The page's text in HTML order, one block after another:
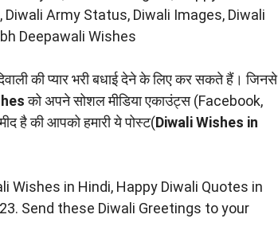
Army Status, Diwali Images, Diwali
Deepawali Wishes
की प्यार भरी बधाई देने के लिए कर सकते हैं। जिनसे
को अपने सोशल मीडिया एकाउंट्स (Facebook,
है की आपको हमारी ये पोस्ट(Diwali Wishes in
Wishes in Hindi, Happy Diwali Quotes in
Send these Diwali Greetings to your